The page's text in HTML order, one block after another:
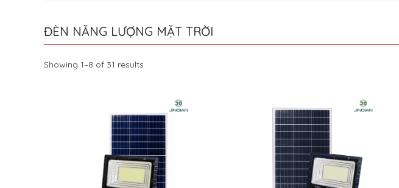
ĐÈN NĂNG LƯỢNG MẶT TRỜI
Showing 1–8 of 31 results